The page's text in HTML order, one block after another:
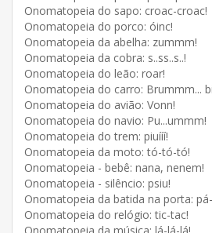
Onomatopeia do sapo: croac-croac!
Onomatopeia do porco: óinc!
Onomatopeia da abelha: zummm!
Onomatopeia da cobra: s..ss..s..!
Onomatopeia do leão: roar!
Onomatopeia do carro: Brummm...
Onomatopeia do avião: Vonn!
Onomatopeia do navio: Pu...ummm!
Onomatopeia do trem: piuííí!
Onomatopeia da moto: tó-tó-tó!
Onomatopeia - bebê: nana, nenem!
Onomatopeia - silêncio: psiu!
Onomatopeia da batida na porta:
Onomatopeia do relógio: tic-tac!